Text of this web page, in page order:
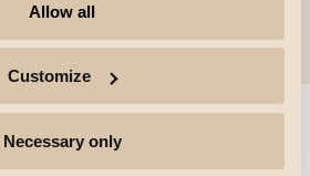
Allow all
Customize
Necessary only
Gå til